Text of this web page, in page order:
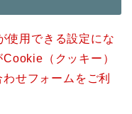
使用できる設定にな
（クッキー）
せフォームをご利